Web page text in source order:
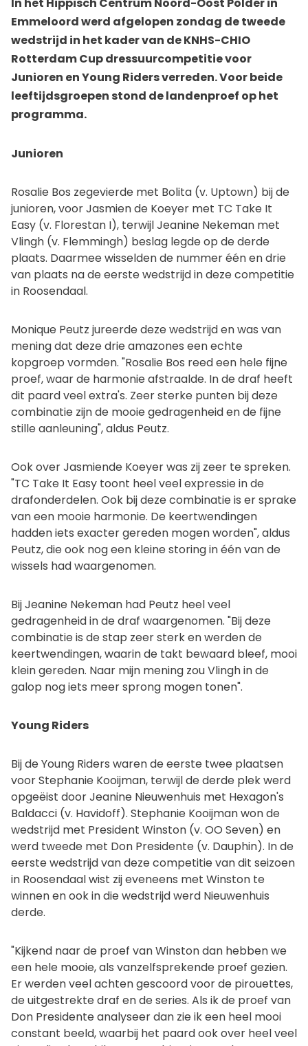
In het Hippisch Centrum Noord-Oost Polder in
Emmeloord werd afgelopen zondag de tweede
wedstrijd in het kader van de KNHS-CHIO
Rotterdam Cup dressuurcompetitie voor
Junioren en Young Riders verreden. Voor beide
leeftijdsgroepen stond de landenproef op het
programma.
Junioren
Rosalie Bos zegevierde met Bolita (v. Uptown) bij de
junioren, voor Jasmien de Koeyer met TC Take It
Easy (v. Florestan I), terwijl Jeanine Nekeman met
Vlingh (v. Flemmingh) beslag legde op de derde
plaats. Daarmee wisselden de nummer één en drie
van plaats na de eerste wedstrijd in deze competitie
in Roosendaal.
Monique Peutz jureerde deze wedstrijd en was van
mening dat deze drie amazones een echte
kopgroep vormden. "Rosalie Bos reed een hele fijne
proef, waar de harmonie afstraalde. In de draf heeft
dit paard veel extra's. Zeer sterke punten bij deze
combinatie zijn de mooie gedragenheid en de fijne
stille aanleuning", aldus Peutz.
Ook over Jasmiende Koeyer was zij zeer te spreken.
"TC Take It Easy toont heel veel expressie in de
drafonderdelen. Ook bij deze combinatie is er sprake
van een mooie harmonie. De keertwendingen
hadden iets exacter gereden mogen worden", aldus
Peutz, die ook nog een kleine storing in één van de
wissels had waargenomen.
Bij Jeanine Nekeman had Peutz heel veel
gedragenheid in de draf waargenomen. "Bij deze
combinatie is de stap zeer sterk en werden de
keertwendingen, waarin de takt bewaard bleef, mooi
klein gereden. Naar mijn mening zou Vlingh in de
galop nog iets meer sprong mogen tonen".
Young Riders
Bij de Young Riders waren de eerste twee plaatsen
voor Stephanie Kooijman, terwijl de derde plek werd
opgeëist door Jeanine Nieuwenhuis met Hexagon's
Baldacci (v. Havidoff). Stephanie Kooijman won de
wedstrijd met President Winston (v. OO Seven) en
werd tweede met Don Presidente (v. Dauphin). In de
eerste wedstrijd van deze competitie van dit seizoen
in Roosendaal wist zij eveneens met Winston te
winnen en ook in die wedstrijd werd Nieuwenhuis
derde.
"Kijkend naar de proef van Winston dan hebben we
een hele mooie, als vanzelfsprekende proef gezien.
Er werden veel achten gescoord voor de pirouettes,
de uitgestrekte draf en de series. Als ik de proef van
Don Presidente analyseer dan zie ik een heel mooi
constant beeld, waarbij het paard ook over heel veel